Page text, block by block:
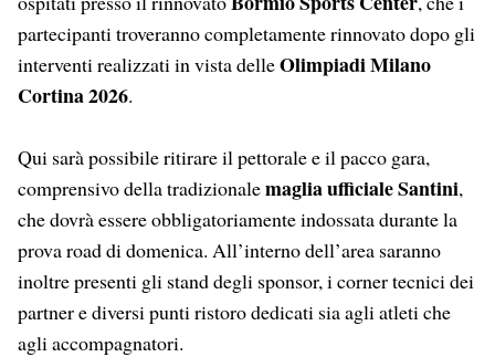
partecipanti troveranno completamente rinnovato dopo gli
interventi realizzati in vista delleOlimpiadi Milano
Cortina 2026.
Qui sarà possibile ritirare il pettorale e il pacco gara,
comprensivo della tradizionalemaglia ufficiale Santini,
che dovrà essere obbligatoriamente indossata durante la
prova road di domenica. All’interno dell’area saranno
inoltre presenti gli stand degli sponsor, i corner tecnici dei
partner e diversi punti ristoro dedicati sia agli atleti che
agli accompagnatori.